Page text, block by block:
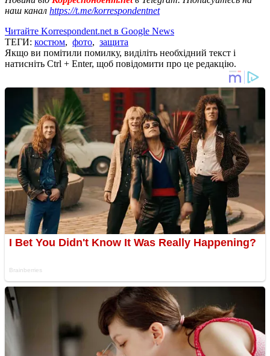
наш канал https://t.me/korrespondentnet
Читайте Korrespondent.net в Google News
ТЕГИ: костюм, фото, защита
Якщо ви помітили помилку, виділіть необхідний текст і
натисніть Ctrl + Enter, щоб повідомити про це редакцію.